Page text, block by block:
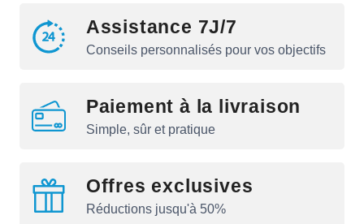
Assistance 7J/7
Conseils personnalisés pour vos objectifs
Paiement à la livraison
Simple, sûr et pratique
Offres exclusives
Réductions jusqu'à 50%